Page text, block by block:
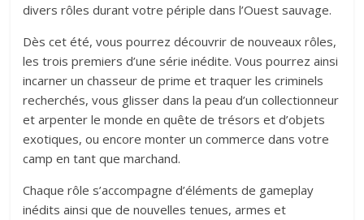
divers rôles durant votre périple dans l’Ouest sauvage.
Dès cet été, vous pourrez découvrir de nouveaux rôles,
les trois premiers d’une série inédite. Vous pourrez ainsi
incarner un chasseur de prime et traquer les criminels
recherchés, vous glisser dans la peau d’un collectionneur
et arpenter le monde en quête de trésors et d’objets
exotiques, ou encore monter un commerce dans votre
camp en tant que marchand.
Chaque rôle s’accompagne d’éléments de gameplay
inédits ainsi que de nouvelles tenues, armes et